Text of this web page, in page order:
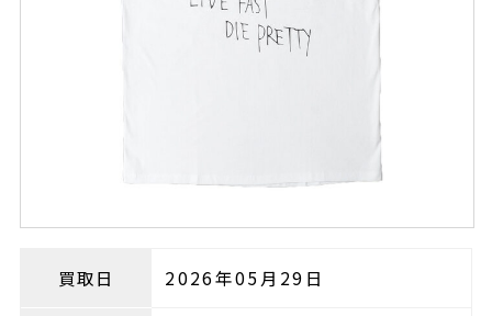
買取日 2026年05月29日